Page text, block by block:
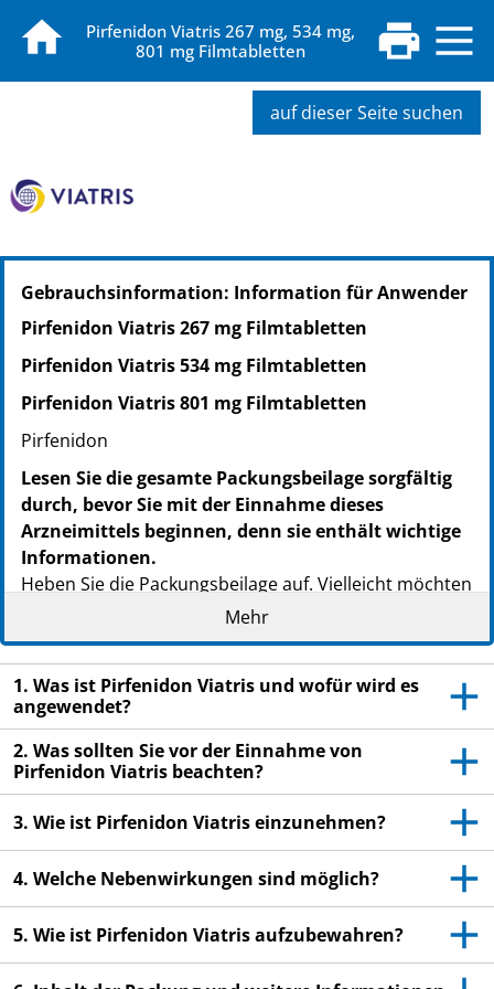
Pirfenidon Viatris 267 mg, 534 mg,
801 mg Filmtabletten
auf dieser Seite suchen
Gebrauchsinformation: Information für Anwender
Pirfenidon Viatris 267 mg Filmtabletten
Pirfenidon Viatris 534 mg Filmtabletten
Pirfenidon Viatris 801 mg Filmtabletten
Pirfenidon
Lesen Sie die gesamte Packungsbeilage sorgfältig
durch, bevor Sie mit der Einnahme dieses
Arzneimittels beginnen, denn sie enthält wichtige
Informationen.
Heben Sie die Packungsbeilage auf. Vielleicht möchten
Sie diese später nochmals lesen.
Wenn Sie weitere Fragen haben, wenden Sie sich
an Ihren Arzt oder Apotheker.
Dieses Arzneimittel wurde Ihnen persönlich
verschrieben. Geben Sie es nicht an Dritte weiter.
Es kann anderen Menschen schaden, auch wenn
diese die gleichen Beschwerden haben wie Sie.
Wenn Sie Nebenwirkungen bemerken, wenden Sie
sich an Ihren Arzt oder Apotheker. Dies gilt auch
für Nebenwirkungen, die nicht in dieser
Packungsbeilage angegeben sind. Siehe Abschnitt
4.
Mehr
1. Was ist Pirfenidon Viatris und wofür wird es
angewendet?
2. Was sollten Sie vor der Einnahme von
Pirfenidon Viatris beachten?
3. Wie ist Pirfenidon Viatris einzunehmen?
4. Welche Nebenwirkungen sind möglich?
5. Wie ist Pirfenidon Viatris aufzubewahren?